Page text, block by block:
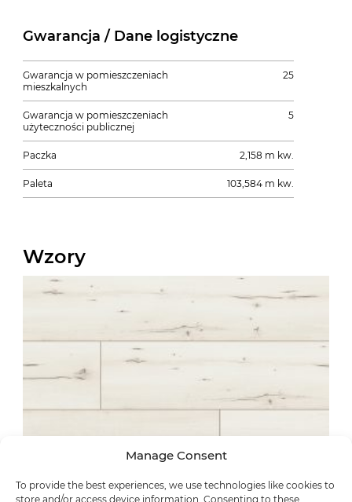
Manage Consent
To provide the best experiences, we use technologies like cookies to
store and/or access device information. Consenting to these
Gwarancja / Dane logistyczne
Gwarancja w pomieszczeniach
mieszkalnych
25
Gwarancja w pomieszczeniach
użyteczności publicznej
5
Paczka 2,158 m kw.
Paleta 103,584 m kw.
Wzory